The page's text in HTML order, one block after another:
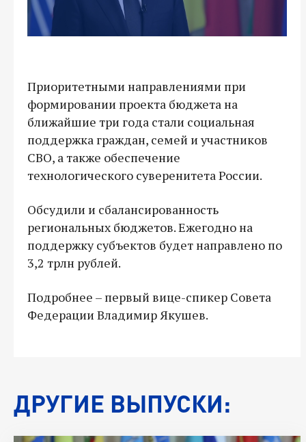
Приоритетными направлениями при
формировании проекта бюджета на
ближайшие три года стали социальная
поддержка граждан, семей и участников
СВО, а также обеспечение
технологического суверенитета России.
Обсудили и сбалансированность
региональных бюджетов. Ежегодно на
поддержку субъектов будет направлено по
3,2 трлн рублей.
Подробнее – первый вице-спикер Совета
Федерации Владимир Якушев.
ДРУГИЕ ВЫПУСКИ: